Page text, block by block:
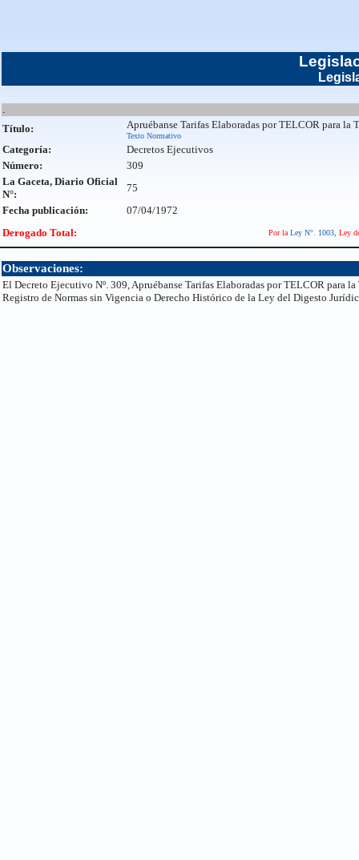
...
.
Título: Apruébanse Tarifas Elaboradas por TELCOR para
Texto Normativo
Categoría:
Decretos Ejecutivos
Número:
309
La Gaceta, Diario Oficial
N°:
75
Fecha publicación:
07/04/1972
Derogado Total:
Por la Ley N°. 1003, Ley
Observaciones:
El Decreto Ejecutivo Nº. 309, Apruébanse Tarifas Elaboradas por TELCOR para
Registro de Normas sin Vigencia o Derecho Histórico de la Ley del Digesto